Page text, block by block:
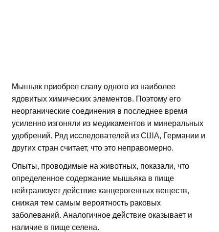
Мышьяк приобрел славу одного из наиболее
ядовитых химических элементов. Поэтому его
неорганические соединения в последнее время
усиленно изгоняли из медикаментов и минеральных
удобрений. Ряд исследователей из США, Германии и
других стран считает, что это неправомерно.
Опыты, проводимые на животных, показали, что
определенное содержание мышьяка в пище
нейтрализует действие канцерогенных веществ,
снижая тем самым вероятность раковых
заболеваний. Аналогичное действие оказывает и
наличие в пище селена.